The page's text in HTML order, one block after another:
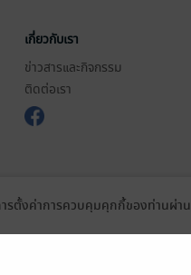
เกี่ยวกับเรา
ข่าวสารและกิจกรรม
ติดต่อเรา
รตั้งค่าการควบคุมคุกกี้ของท่านผ่าน